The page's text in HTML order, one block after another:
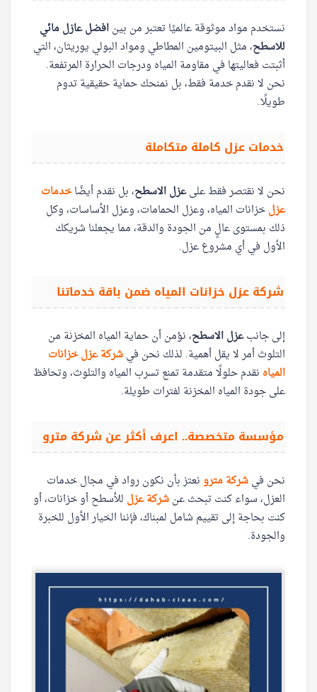
نستخدم مواد موثوقة عالميًا تعتبر من بينافضل عازل مائي
للاسطح، مثل البيتومين المطاطي ومواد البولي يوريثان، التي
أثبتت فعاليتها في مقاومة المياه ودرجات الحرارة المرتفعة.
نحن لا نقدم خدمة فقط، بل نمنحك حماية حقيقية تدوم
طويلًا.
خدمات عزل كاملة متكاملة
نحن لا نقتصر فقط علىعزل الاسطح، بل نقدم أيضًاخدمات
عزلخزانات المياه، وعزل الحمامات، وعزل الأساسات، وكل
ذلك بمستوى عالٍ من الجودة والدقة، مما يجعلنا شريكك
الأول في أي مشروع عزل.
شركة عزل خزانات المياه ضمن باقة خدماتنا
إلى جانبعزل الاسطح، نؤمن أن حماية المياه المخزنة من
التلوث أمر لا يقل أهمية. لذلك نحن فيشركة عزل خزانات
المياه نقدم حلولًا متقدمة تمنع تسرب المياه والتلوث، وتحافظ
على جودة المياه المخزنة لفترات طويلة.
مؤسسة متخصصة.. اعرف أكثر عن شركة مترو
نحن فيشركة مترونعتز بأن نكون رواد في مجال خدمات
العزل، سواء كنت تبحث عنشركة عزل للأسطح أو خزانات، أو
كنت بحاجة إلى تقييم شامل لمبناك، فإننا الخيار الأول للخبرة
والجودة.